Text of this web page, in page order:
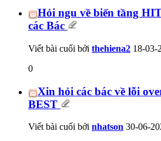
Hỏi ngu về biến tầng
các Bác
Viết bài cuối bởi thehiena2 18-03-
0
Xin hỏi các bác về lỗi
BEST
Viết bài cuối bởi nhatson 30-06-